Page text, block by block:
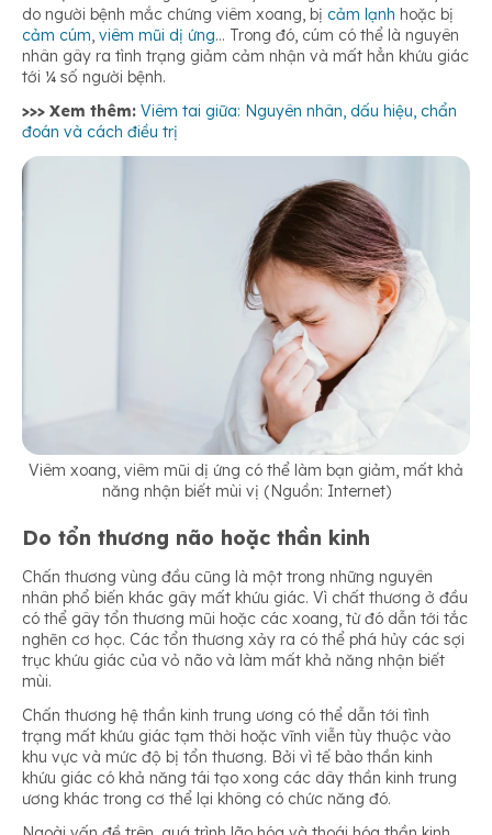
do người bệnh mắc chứng viêm xoang, bị cảm lạnh hoặc bị
cảm cúm, viêm mũi dị ứng… Trong đó, cúm có thể là nguyên
nhân gây ra tình trạng giảm cảm nhận và mất hẳn khứu giác
tới ¼ số người bệnh.
>>> Xem thêm: Viêm tai giữa: Nguyên nhân, dấu hiệu, chẩn
đoán và cách điều trị
Viêm xoang, viêm mũi dị ứng có thể làm bạn giảm, mất khả
năng nhận biết mùi vị (Nguồn: Internet)
Do tổn thương não hoặc thần kinh
Chấn thương vùng đầu cũng là một trong những nguyên
nhân phổ biến khác gây mất khứu giác. Vì chất thương ở đầu
có thể gây tổn thương mũi hoặc các xoang, từ đó dẫn tới tắc
nghẽn cơ học. Các tổn thương xảy ra có thể phá hủy các sợi
trục khứu giác của vỏ não và làm mất khả năng nhận biết
mùi.
Chấn thương hệ thần kinh trung ương có thể dẫn tới tình
trạng mất khứu giác tạm thời hoặc vĩnh viễn tùy thuộc vào
khu vực và mức độ bị tổn thương. Bởi vì tế bào thần kinh
khứu giác có khả năng tái tạo xong các dây thần kinh trung
ương khác trong cơ thể lại không có chức năng đó.